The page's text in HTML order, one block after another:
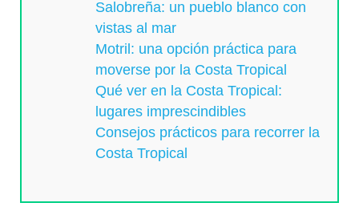
Salobreña: un pueblo blanco con
vistas al mar
Motril: una opción práctica para
moverse por la Costa Tropical
Qué ver en la Costa Tropical:
lugares imprescindibles
Consejos prácticos para recorrer la
Costa Tropical